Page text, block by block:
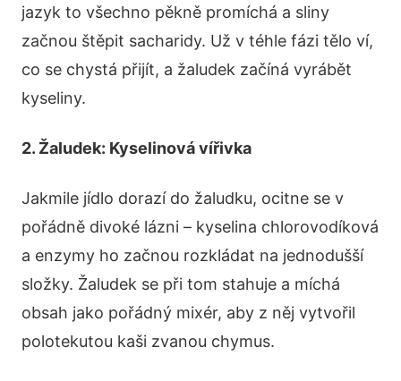
jazyk to všechno pěkně promíchá a sliny
začnou štěpit sacharidy. Už v téhle fázi tělo ví,
co se chystá přijít, a žaludek začíná vyrábět
kyseliny.
2. Žaludek: Kyselinová vířivka
Jakmile jídlo dorazí do žaludku, ocitne se v
pořádně divoké lázni – kyselina chlorovodíková
a enzymy ho začnou rozkládat na jednodušší
složky. Žaludek se při tom stahuje a míchá
obsah jako pořádný mixér, aby z něj vytvořil
polotekutou kaši zvanou chymus.